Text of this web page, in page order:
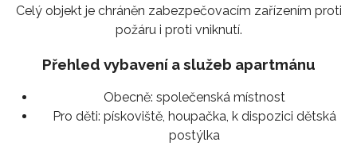
Celý objekt je chráněn zabezpečovacím zařízením proti
požáru i proti vniknutí.
Přehled vybavení a služeb apartmánu
Obecně: společenská místnost
Pro děti: pískoviště, houpačka, k dispozici dětská
postýlka